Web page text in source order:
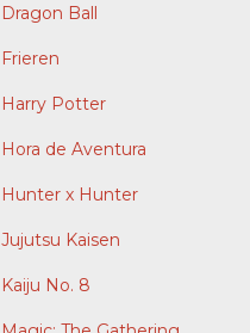
Dragon Ball
Frieren
Harry Potter
Hora de Aventura
Hunter x Hunter
Jujutsu Kaisen
Kaiju No. 8